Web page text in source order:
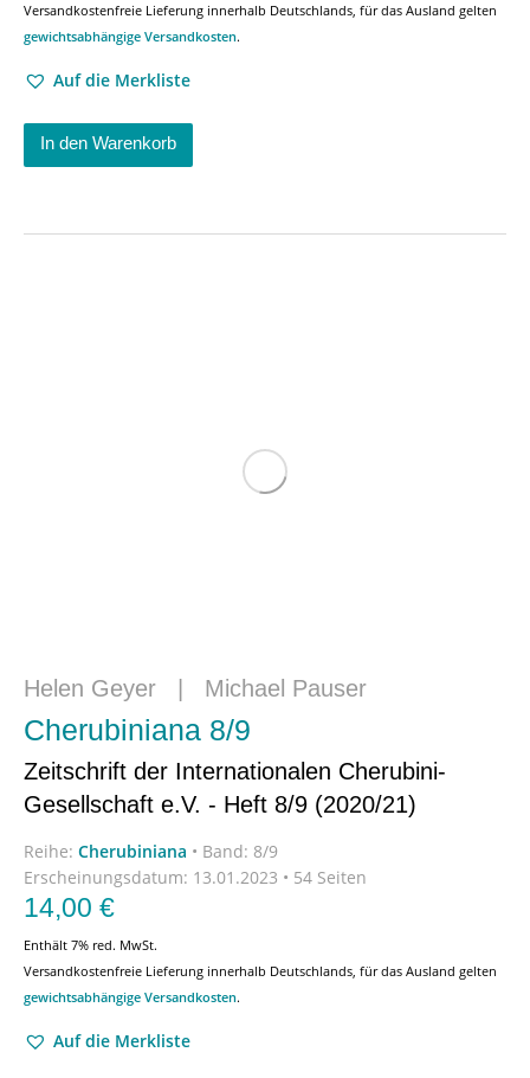
Versandkostenfreie Lieferung innerhalb Deutschlands, für das Ausland gelten
gewichtsabhängige Versandkosten.
Auf die Merkliste
In den Warenkorb
Helen Geyer Michael Pauser
Cherubiniana 8/9
Zeitschrift der Internationalen Cherubini-
Gesellschaft e.V. - Heft 8/9 (2020/21)
Reihe: Cherubiniana • Band: 8/9
Erscheinungsdatum: 13.01.2023 • 54 Seiten
14,00 €
Enthält 7% red. MwSt.
Versandkostenfreie Lieferung innerhalb Deutschlands, für das Ausland gelten
gewichtsabhängige Versandkosten.
Auf die Merkliste